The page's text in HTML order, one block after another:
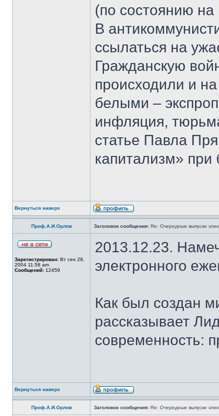
(по состоянию на
В
ссылаться на
Гражданскую
происходили и
белыми –
инфляция,
статье Павла
капитализм» при
Вернуться наверх
Проф.А.И.Орлов Заголовок сообщения: Re: Очередные выпуски
Зарегистрирован: Вт сен 28,
2004 11:58 am
Сообщений: 12459
2013.12.23.
электронного
Как был создан
рассказывает
современность:
Вернуться наверх
Проф.А.И.Орлов Заголовок сообщения: Re: Очередные выпуски